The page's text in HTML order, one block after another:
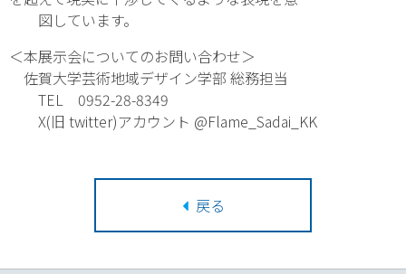
図しています。
＜本展示会についてのお問い合わせ＞
佐賀大学芸術地域デザイン学部 総務担当
TEL 0952-28-8349
X(旧 twitter)アカウント @Flame_Sadai_KK
戻る